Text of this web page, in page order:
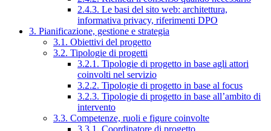
2.4.3. Le basi del sito web: architettura,
informativa privacy, riferimenti DPO
3. Pianificazione, gestione e strategia
3.1. Obiettivi del progetto
3.2. Tipologie di progetti
3.2.1. Tipologie di progetto in base agli attori
coinvolti nel servizio
3.2.2. Tipologie di progetto in base al focus
3.2.3. Tipologie di progetto in base all’ambito di
intervento
3.3. Competenze, ruoli e figure coinvolte
3.3.1. Coordinatore di progetto